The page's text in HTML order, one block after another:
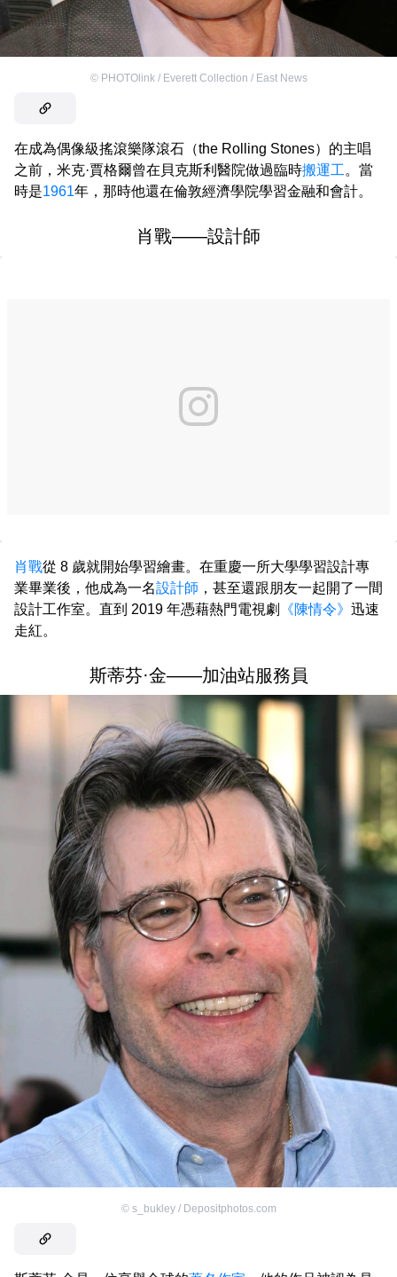
© PHOTOlink / Everett Collection / East News
在成為偶像級搖滾樂隊滾石（the Rolling Stones）的主唱
之前，米克·賈格爾曾在貝克斯利醫院做過臨時搬運工。當
時是1961年，那時他還在倫敦經濟學院學習金融和會計。
肖戰——設計師
肖戰從 8 歲就開始學習繪畫。在重慶一所大學學習設計專
業畢業後，他成為一名設計師 ，甚至還跟朋友一起開了一間
設計工作室。直到 2019 年憑藉熱門電視劇
《陳情令》 迅速
走紅。
斯蒂芬·金——加油站服務員
© s_bukley / Depositphotos.com